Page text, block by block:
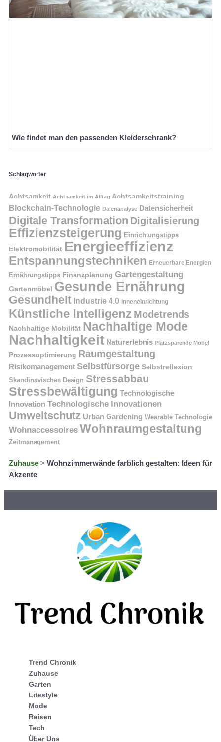
Wie findet man den passenden Kleiderschrank?
Schlagwörter
Achtsamkeit Achtsamkeit im Alltag Achtsamkeitstraining
Blockchain-Technologie Datenanalyse Datensicherheit
Digitale Transformation Digitalisierung
Effizienzsteigerung Einrichtungstipps
Elektromobilität Energieeffizienz
Entspannungstechniken Erneuerbare Energien
Ernährungstipps Finanzplanung Gartengestaltung
Gartenmöbel Gesunde Ernährung
Gesundheit Industrie 4.0 Inneneinrichtung
Künstliche Intelligenz Modetrends
Nachhaltige Mobilität Nachhaltige Mode
Nachhaltigkeit Naturerlebnis Platzsparende Möbel
Prozessoptimierung Raumgestaltung
Risikomanagement Selbstfürsorge Selbstreflexion
Skandinavisches Design Stressabbau
Stressbewältigung Technologische
Innovation Technologische Innovationen
Umweltschutz Urban Gardening Wearable Technologie
Wohnaccessoires Wohnraumgestaltung
Zeitmanagement
Zuhause > Wohnzimmerwände farblich gestalten: Ideen für
Akzente
Trend Chronik
Zuhause
Garten
Lifestyle
Mode
Reisen
Tech
Über Uns